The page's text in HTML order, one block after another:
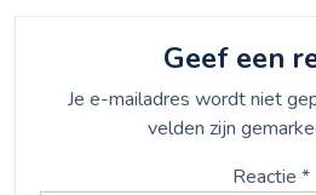
Geef een
Je e-mailadres wordt niet
velden zijn
Reactie *